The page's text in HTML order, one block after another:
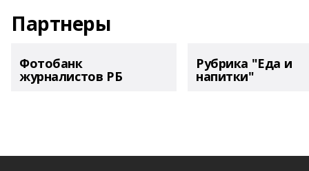
Партнеры
Фотобанк
журналистов РБ
Рубрика "Еда и
напитки"